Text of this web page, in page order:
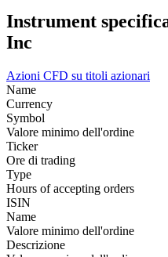
Instrument
Inc
Azioni CFD su titoli azionari
Name
Currency
Symbol
Valore minimo dell'ordine
Ticker
Ore di trading
Type
Hours of accepting orders
ISIN
Name
Valore minimo dell'ordine
Descrizione